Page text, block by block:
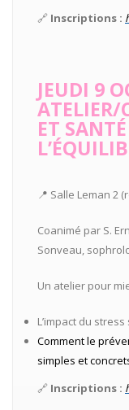
🔗 Inscriptions :
JEUDI 9
ATELIER/
ET
📍 Salle Leman 2
Coanimé par S.
Sonveau,
Un atelier pour
L’impact du
Comment le
simples et
🔗 Inscriptions :